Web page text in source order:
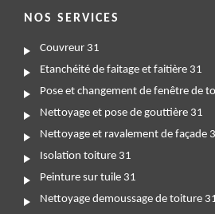
NOS SERVICES
Couvreur 31
Etanchéité de faitage et faitière 31
Pose et changement de fenêtre de
Nettoyage et pose de gouttière 31
Nettoyage et ravalement de façade
Isolation toiture 31
Peinture sur tuile 31
Nettoyage demoussage de toiture